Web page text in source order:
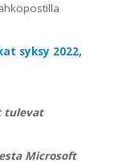
syksy 2022,
tulevat
Microsoft